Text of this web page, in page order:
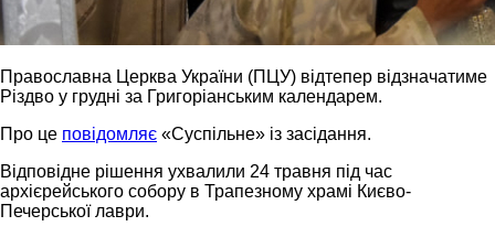
Православна Церква України (ПЦУ) відтепер відзначатиме
Різдво у грудні за Григоріанським календарем.
Про це повідомляє «Суспільне» із засідання.
Відповідне рішення ухвалили 24 травня під час
архієрейського собору в Трапезному храмі Києво-
Печерської лаври.